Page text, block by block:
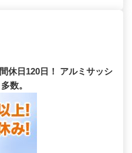
休日120日！ アルミサッシ
数。